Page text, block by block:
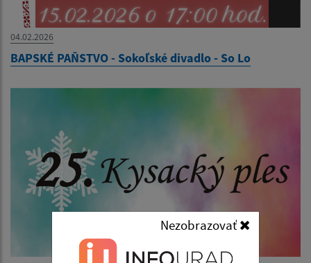
Nezobrazovať
04.02.2026
BAPSKÉ PAŇSTVO - Sokoľské divadlo - So Lo